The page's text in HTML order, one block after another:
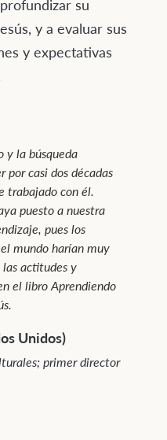
su
y a evaluar sus
y expectativas
que hubiera
atrás cuando era
conocido a Todd
compañero de
pensar en nadie
este precioso
por alguien con
en ministerio y
además, tiene la
ha liderado,
y de gran